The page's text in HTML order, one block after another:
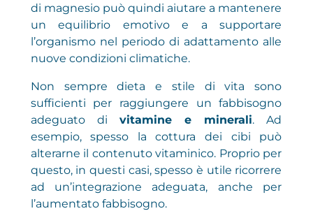
di magnesio può quindi aiutare a mantenere
un equilibrio emotivo e a supportare
l’organismo nel periodo di adattamento alle
nuove condizioni climatiche.
Non sempre dieta e stile di vita sono
sufficienti per raggiungere un fabbisogno
adeguato di vitamine e minerali. Ad
esempio, spesso la cottura dei cibi può
alterarne il contenuto vitaminico. Proprio per
questo, in questi casi, spesso è utile ricorrere
ad un’integrazione adeguata, anche per
l’aumentato fabbisogno.